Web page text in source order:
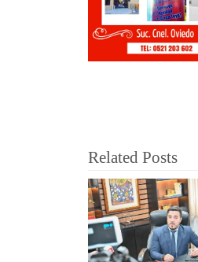
Related Posts